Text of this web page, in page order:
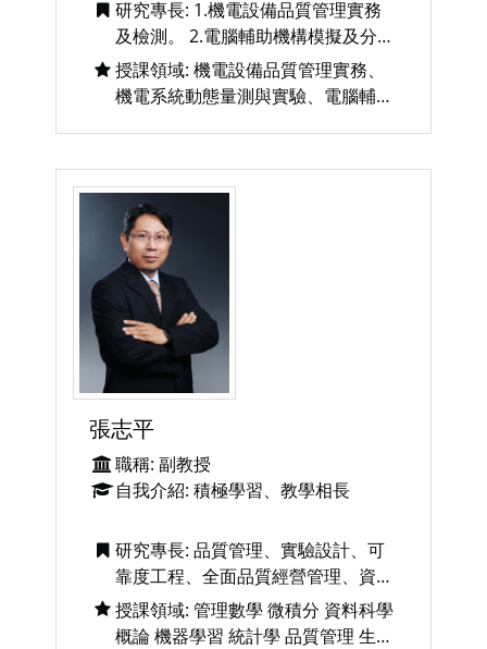
研究專長: 1.機電設備品質管理實務
及檢測。 2.電腦輔助機構模擬及分
析。 3.振動學。 4.公共工程三級品管
作業。
授課領域: 機電設備品質管理實務、
機電系統動態量測與實驗、電腦輔助
張志平
職稱: 副教授
自我介紹: 積極學習、教學相長
研究專長: 品質管理、實驗設計、可
靠度工程、全面品質經營管理、資料
視覺化分析、機器學習、數位轉型、
網路行銷
授課領域: 管理數學 微積分 資料科學
概論 機器學習 統計學 品質管理 生產